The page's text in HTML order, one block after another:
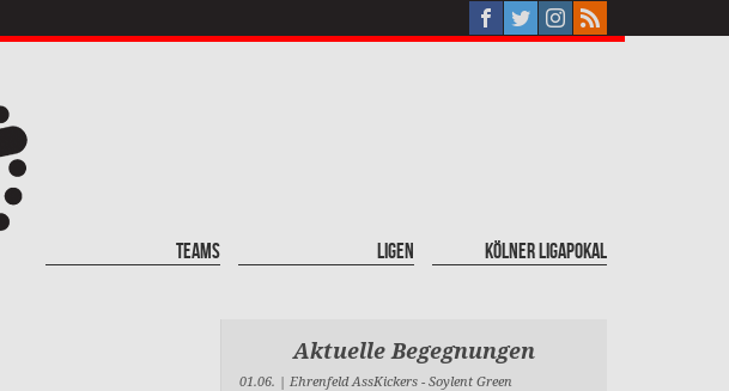
Teams Ligen Kölner Ligapokal
Aktuelle Begegnungen
01.06. | Ehrenfeld AssKickers-Soylent Green